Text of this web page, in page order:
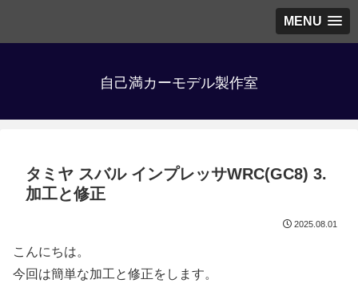
MENU
自己満カーモデル製作室
タミヤ スバル インプレッサWRC(GC8) 3.
加工と修正
2025.08.01
こんにちは。
今回は簡単な加工と修正をします。